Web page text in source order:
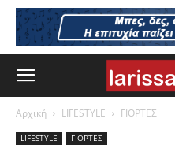
Αρχική LIFESTYLE ΓΙΟΡΤΕΣ
LIFESTYLE ΓΙΟΡΤΕΣ